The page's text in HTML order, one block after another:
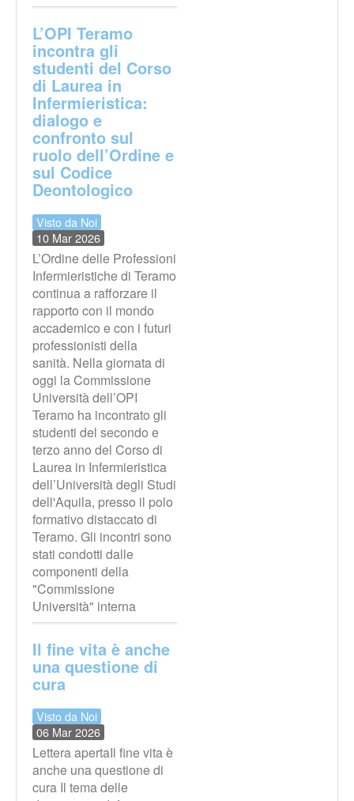
L’OPI Teramo
incontra gli
studenti del Corso
di Laurea in
Infermieristica:
dialogo e
confronto sul
ruolo dell’Ordine e
sul Codice
Deontologico
Visto da Noi
10 Mar 2026
L’Ordine delle Professioni
Infermieristiche di Teramo
continua a rafforzare il
rapporto con il mondo
accademico e con i futuri
professionisti della
sanità. Nella giornata di
oggi la Commissione
Università dell’OPI
Teramo ha incontrato gli
studenti del secondo e
terzo anno del Corso di
Laurea in Infermieristica
dell’Università degli Studi
dell'Aquila, presso il polo
formativo distaccato di
Teramo. Gli incontri sono
stati condotti dalle
componenti della
"Commissione
Università" interna
Il fine vita è anche
una questione di
cura
Visto da Noi
06 Mar 2026
Lettera apertaIl fine vita è
anche una questione di
cura Il tema delle